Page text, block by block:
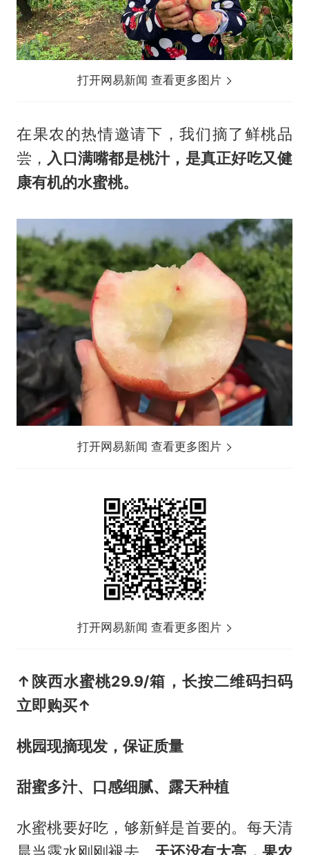
打开网易新闻 查看更多图片
在果农的热情邀请下，我们摘了鲜桃品
尝， 入口满嘴都是桃汁，是真正好吃又健
康有机的水蜜桃。
打开网易新闻 查看更多图片
打开网易新闻 查看更多图片
↑陕西水蜜桃29.9/箱 ，长按二维码扫码
立即购买↑
桃园现摘现发，保证质量
甜蜜多汁、口感细腻、露天种植
水蜜桃要好吃，够新鲜是首要的。每天清
晨当露水刚刚褪去， 天还没有大亮，果农